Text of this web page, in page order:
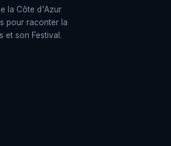
la Côte d'Azur
pour raconter la
et son Festival.